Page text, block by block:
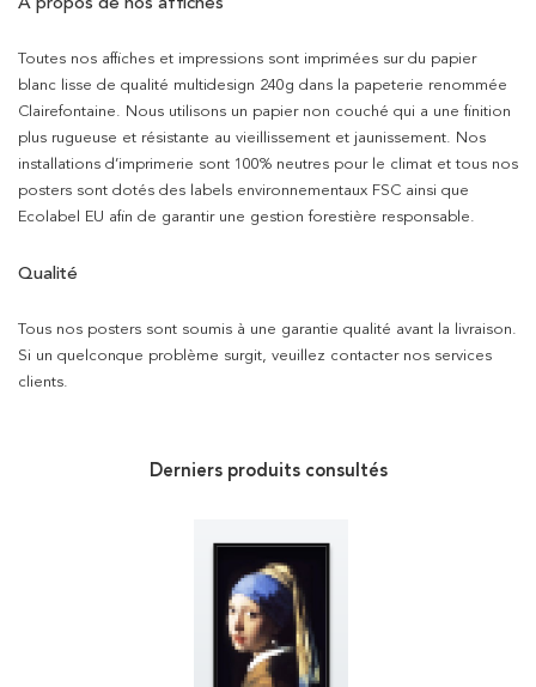
Toutes nos affiches et impressions sont imprimées sur du papier
blanc lisse de qualité multidesign 240g dans la papeterie renommée
Clairefontaine. Nous utilisons un papier non couché qui a une finition
plus rugueuse et résistante au vieillissement et jaunissement. Nos
installations d’imprimerie sont 100% neutres pour le climat et tous nos
posters sont dotés des labels environnementaux FSC ainsi que
Ecolabel EU afin de garantir une gestion forestière responsable.
Qualité
Tous nos posters sont soumis à une garantie qualité avant la livraison.
Si un quelconque problème surgit, veuillez contacter nos services
clients.
Derniers produits consultés